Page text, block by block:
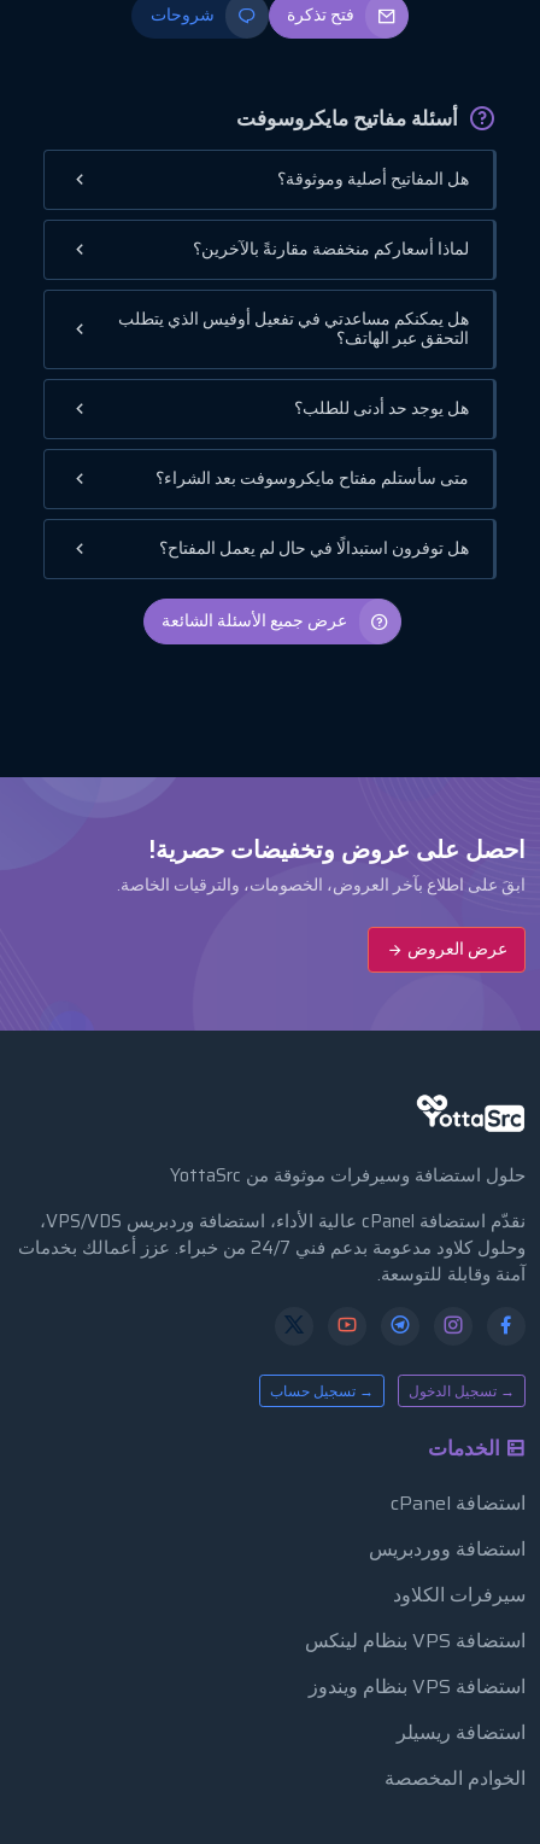
فتح تذكرة شروحات
أسئلة مفاتيح مايكروسوفت
هل المفاتيح أصلية وموثوقة؟
لماذا أسعاركم منخفضة مقارنةً بالآخرين؟
هل يمكنكم مساعدتي في تفعيل أوفيس الذي يتطلب
التحقق عبر الهاتف؟
هل يوجد حد أدنى للطلب؟
متى سأستلم مفتاح مايكروسوفت بعد الشراء؟
هل توفرون استبدالًا في حال لم يعمل المفتاح؟
عرض جميع الأسئلة الشائعة
احصل على عروض وتخفيضات حصرية!
ابقَ على اطلاع بآخر العروض، الخصومات، والترقيات الخاصة.
عرض العروض
حلول استضافة وسيرفرات موثوقة من YottaSrc
نقدّم استضافة cPanel عالية الأداء، استضافة وردبريس VPS/VDS،
وحلول كلاود مدعومة بدعم فني 24/7 من خبراء. عزز أعمالك بخدمات
آمنة وقابلة للتوسعة.
→ تسجيل الدخول → تسجيل حساب
الخدمات
استضافة cPanel
استضافة ووردبريس
سيرفرات الكلاود
استضافة VPS بنظام لينكس
استضافة VPS بنظام ويندوز
استضافة ريسيلر
الخوادم المخصصة